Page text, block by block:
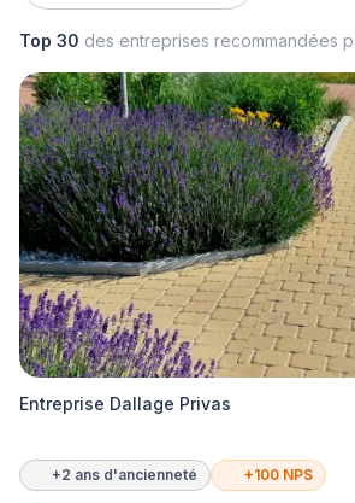
Top 30 des entreprises recommandées
Entreprise Dallage Privas
+2 ans d'ancienneté +100 NPS